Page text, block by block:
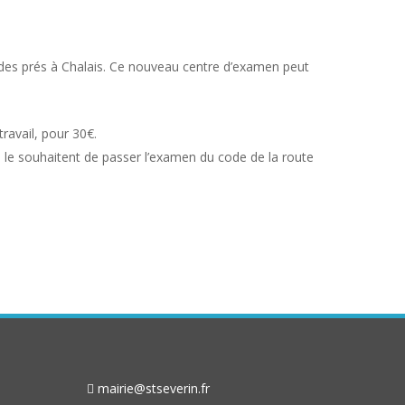
prés à Chalais. Ce nouveau centre d’examen peut
pour 30€.
souhaitent de passer l’examen du code de la route
mairie@stseverin.fr